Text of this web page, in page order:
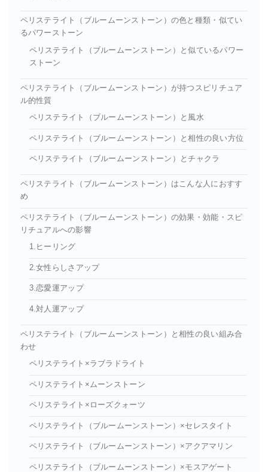
ペリステライト（ブルームーンストーン）の色と種類・似てい
るパワーストーン
ペリステライト（ブルームーンストーン）と似ているパワー
ストーン
ペリステライト（ブルームーンストーン）が持つスピリチュア
ル的性質
ペリステライト（ブルームーンストーン）と風水
ペリステライト（ブルームーンストーン）と相性の良い方位
ペリステライト（ブルームーンストーン）とチャクラ
ペリステライト（ブルームーンストーン）はこんな人におすす
め
ペリステライト（ブルームーンストーン）の効果・効能・スピ
リチュアルへの影響
1.ヒーリング
2.女性らしさアップ
3.恋愛運アップ
4.対人運アップ
ペリステライト（ブルームーンストーン）と相性の良い組み合
わせ
ペリステライト×ラブラドライト
ペリステライト×ムーンストーン
ペリステライト×ローズクォーツ
ペリステライト（ブルームーンストーン）×セレスタイト
ペリステライト（ブルームーンストーン）×アクアマリン
ペリステライト（ブルームーンストーン）×モスアゲート